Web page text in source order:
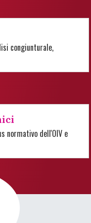
congiunturale,
normativo dell'OIV e